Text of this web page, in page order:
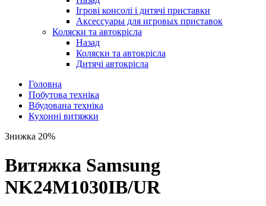
Ігрові консолі і дитячі приставки
Аксессуары для игровых приставок
Коляски та автокрісла
Назад
Коляски та автокрісла
Дитячі автокрісла
Головна
Побутова техніка
Вбудована техніка
Кухонні витяжки
Знижка 20%
Витяжка Samsung
NK24M1030IB/UR